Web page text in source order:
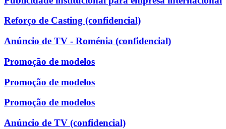
Reforço de Casting (confidencial)
Anúncio de TV - Roménia (confidencial)
Promoção de modelos
Promoção de modelos
Promoção de modelos
Anúncio de TV (confidencial)